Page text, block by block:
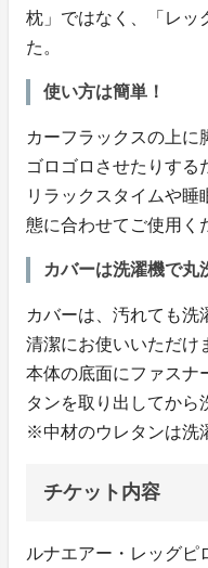
枕」ではなく、「レッ
た。
使い方は簡単！
カーフラックスの上に
ゴロゴロさせたりする
リラックスタイムや睡
態に合わせてご使用く
カバーは洗濯機で丸
カバーは、汚れても洗
清潔にお使いいただけ
本体の底面にファスナ
タンを取り出してから
※中材のウレタンは洗
チケット内容
ルナエアー・レッグピ